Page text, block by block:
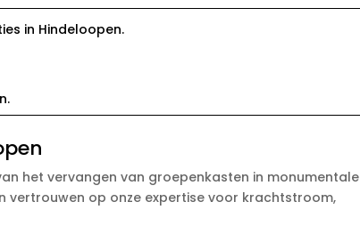
in Hindeloopen.
het vervangen van groepenkasten in monumentale
vertrouwen op onze expertise voor krachtstroom,